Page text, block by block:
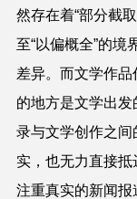
然存在着“部分截
至“以偏概全”的
差异。而文学作
的地方是文学出
录与文学创作之
实，也无力直接
注重真实的新闻